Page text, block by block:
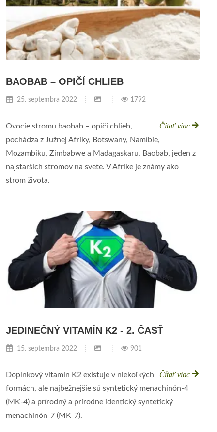
BAOBAB – OPIČÍ CHLIEB
25. septembra 2022 1792
Čítať viac
Ovocie stromu baobab – opičí chlieb,
pochádza z Južnej Afriky, Botswany, Namíbie,
Mozambiku, Zimbabwe a Madagaskaru. Baobab, jeden z
najstarších stromov na svete. V Afrike je známy ako
strom života.
JEDINEČNÝ VITAMÍN K2 - 2. ČASŤ
15. septembra 2022 901
Čítať viac
Doplnkový vitamín K2 existuje v niekoľkých
formách, ale najbežnejšie sú syntetický menachinón-4
(MK-4) a prírodný a prírodne identický syntetický
menachinón-7 (MK-7).